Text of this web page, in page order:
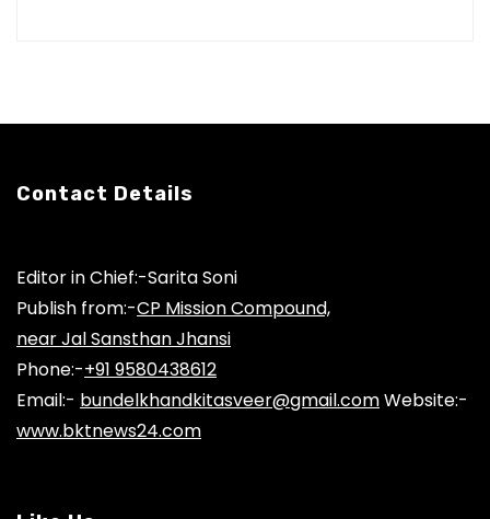
Contact Details
Editor in Chief:-Sarita Soni
Publish from:-CP Mission Compound,
near Jal Sansthan Jhansi
Phone:-+91 9580438612
Email:- bundelkhandkitasveer@gmail.comWebsite:-
www.bktnews24.com